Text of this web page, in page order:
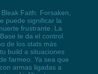
Faith: Forsaken,
puede significar la
frustrante. La
te da el control
de los stats más
build a situaciones
farmeo. Ya sea que
armas ligadas a